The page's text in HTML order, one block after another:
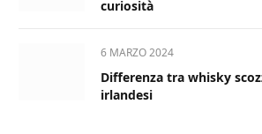
curiosità
6 MARZO 2024
Differenza tra whisky
irlandesi